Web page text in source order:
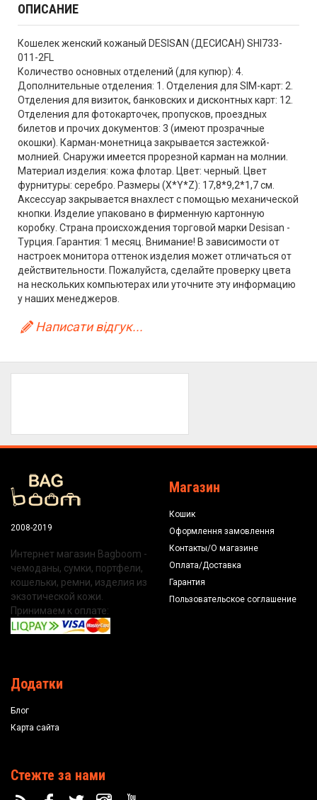
ОПИСАНИЕ
Кошелек женский кожаный DESISAN (ДЕСИСАН) SHI733-
011-2FL
Количество основных отделений (для купюр): 4.
Дополнительные отделения: 1. Отделения для SIM-карт: 2.
Отделения для визиток, банковских и дисконтных карт: 12.
Отделения для фотокарточек, пропусков, проездных
билетов и прочих документов: 3 (имеют прозрачные
окошки). Карман-монетница закрывается застежкой-
молнией. Снаружи имеется прорезной карман на молнии.
Материал изделия: кожа флотар. Цвет: черный. Цвет
фурнитуры: серебро. Размеры (X*Y*Z): 17,8*9,2*1,7 см.
Аксессуар закрывается внахлест с помощью механической
кнопки. Изделие упаковано в фирменную картонную
коробку. Страна происхождения торговой марки Desisan -
Турция. Гарантия: 1 месяц. Внимание! В зависимости от
настроек монитора оттенок изделия может отличаться от
действительности. Пожалуйста, сделайте проверку цвета
на нескольких компьютерах или уточните эту информацию
у наших менеджеров.
Написати відгук...
2008-2019
Интернет магазин Bagboom -
чемоданы, сумки, портфели,
кошельки, ремни, изделия из
экзотической кожи.
Принимаем к оплате:
Магазин
Кошик
Оформлення замовлення
Контакты/О магазине
Оплата/Доставка
Гарантия
Пользовательское соглашение
Додатки
Блог
Карта сайта
Стежте за нами